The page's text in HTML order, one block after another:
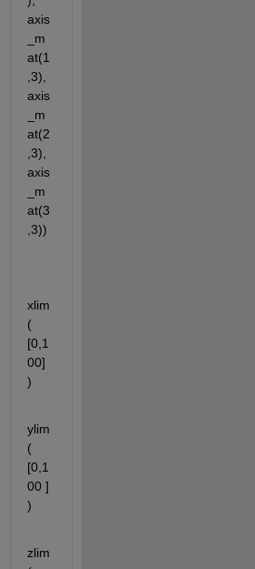
axis
_m
at(1
,3),
axis
_m
at(2
,3),
axis
_m
at(3
,3))
xlim
(
[0,1
00]
)
ylim
(
[0,1
00 ]
)
zlim